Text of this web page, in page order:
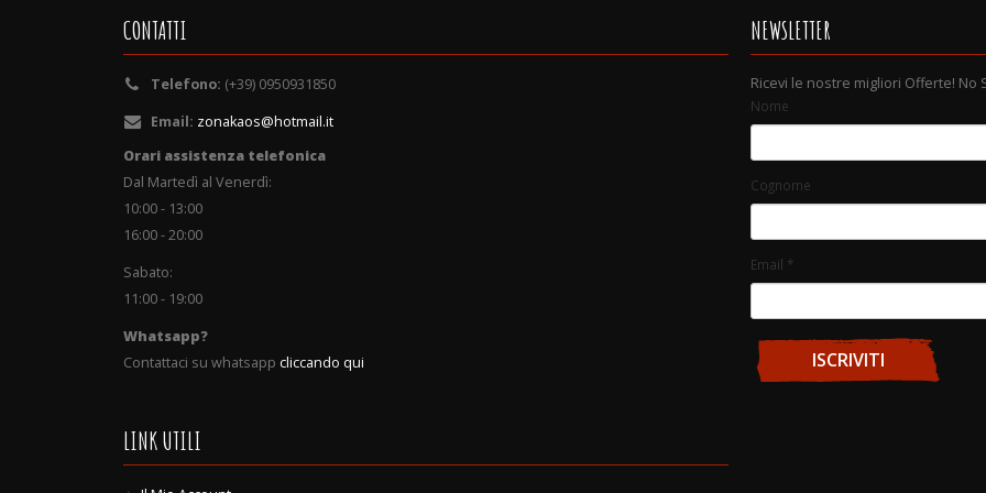
CONTATTI
Telefono: (+39) 0950931850
Email: zonakaos@hotmail.it
Orari assistenza telefonica
Dal Martedì al Venerdì:
10:00 - 13:00
16:00 - 20:00
Sabato:
11:00 - 19:00
Whatsapp?
Contattaci su whatsapp cliccando qui
LINK UTILI
NEWSLETTER
Ricevi le nostre migliori Offerte! No
Nome
Cognome
Email *